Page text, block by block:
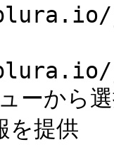
から選
を提供